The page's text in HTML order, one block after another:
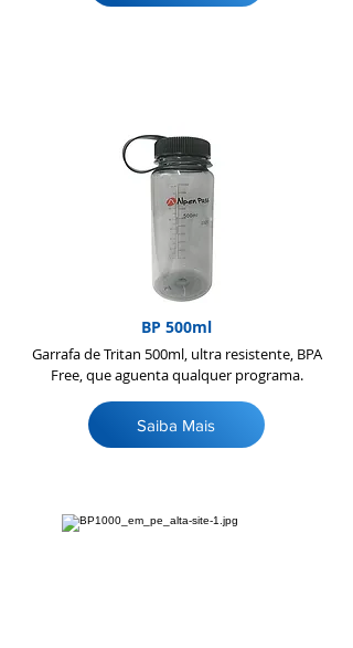
BP 500ml
Garrafa de Tritan 500ml, ultra resistente, BPA
Free, que aguenta qualquer programa.
Saiba Mais